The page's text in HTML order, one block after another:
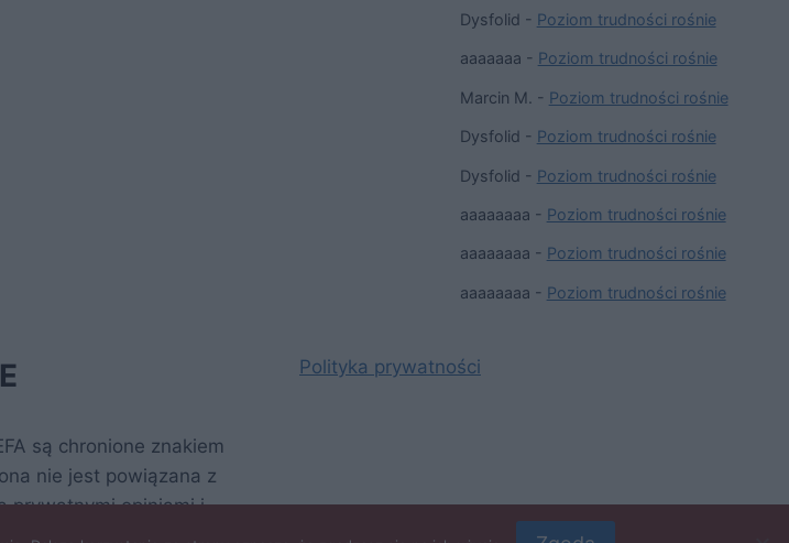
Dysfolid - Poziom trudności rośnie
aaaaaaa - Poziom trudności rośnie
Marcin M. - Poziom trudności rośnie
Dysfolid - Poziom trudności rośnie
Dysfolid - Poziom trudności rośnie
aaaaaaaa - Poziom trudności rośnie
aaaaaaaa - Poziom trudności rośnie
aaaaaaaa - Poziom trudności rośnie
są chronione znakiem
nie jest powiązana z
prywatnymi opiniami i
Polityka prywatności